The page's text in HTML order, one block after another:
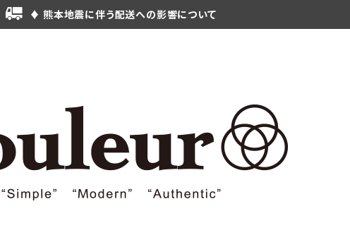
♦ 熊本地震に伴う配送への影響について